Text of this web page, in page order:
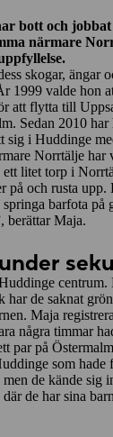
bott och
närmare
skogar, ängar
1999 valde hon
att flytta till
Sedan 2010
sig i Huddinge
Norrtälje har
litet torp i
på och rusta upp.
barfota på
berättar Maja.
centrum.
har de saknat
Maja
några timmar
par på
som hade
de kände sig
de har sina